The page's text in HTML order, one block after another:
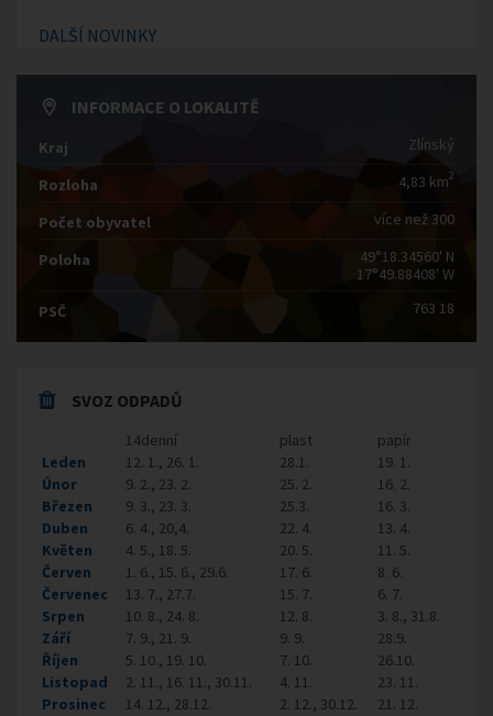
DALŠÍ NOVINKY
INFORMACE O LOKALITĚ
Kraj Zlínský
Rozloha 4,83 km2
Počet obyvatel více než 300
Poloha
49°18.34560' N
17°49.88408' W
PSČ
763 18
SVOZ ODPADŮ
14denní plast
papír
Leden
12. 1., 26. 1. 28.1.
19. 1.
Únor
9. 2., 23. 2. 25. 2.
16. 2.
Březen
9. 3., 23. 3. 25.3.
16. 3.
Duben
6. 4., 20,4. 22. 4.
13. 4.
Květen
4. 5., 18. 5. 20. 5.
11. 5.
Červen
1. 6., 15. 6., 29.6. 17. 6.
8. 6.
Červenec
13. 7., 27.7. 15. 7.
6. 7.
Srpen
10. 8., 24. 8. 12. 8.
3. 8., 31.8.
Září
7. 9., 21. 9. 9. 9.
28.9.
Říjen
5. 10., 19. 10. 7. 10.
26.10.
Listopad
2. 11., 16. 11., 30.11. 4. 11.
23. 11.
Prosinec
14. 12., 28.12. 2. 12., 30.12. 21. 12.